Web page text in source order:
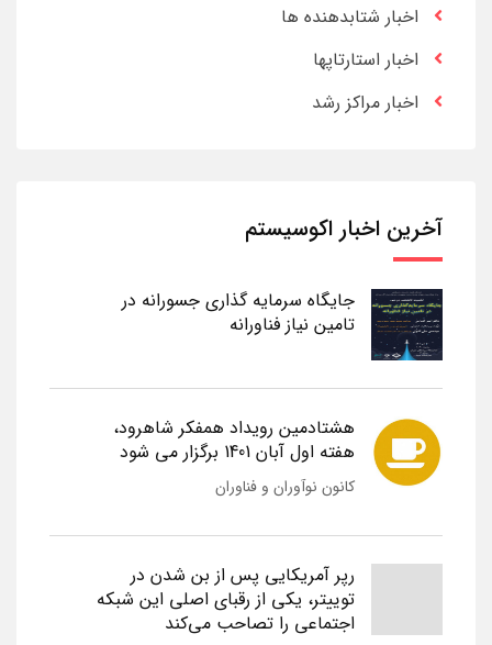
اخبار شتابدهنده ها
اخبار استارتاپها
اخبار مراکز رشد
آخرین اخبار اکوسیستم
جایگاه سرمایه گذاری جسورانه در
تامین نیاز فناورانه
هشتادمین رویداد همفکر شاهرود،
هفته اول آبان 1401 برگزار می شود
کانون نوآوران و فناوران
رپر آمریکایی پس از بن شدن در
توییتر، یکی از رقبای اصلی این شبکه
اجتماعی را تصاحب می‌کند